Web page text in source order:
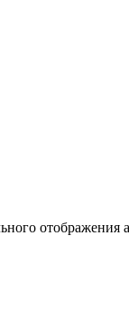
отображения